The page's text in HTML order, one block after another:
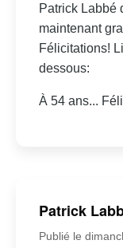
Patrick Labbé
maintenant
Félicitations!
dessous:
À 54 ans...
Patrick
Publié le